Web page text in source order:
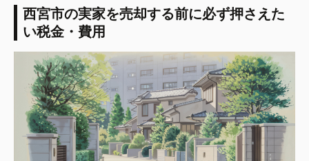
西宮市の実家を売却する前に必ず押さえた
い税金・費用